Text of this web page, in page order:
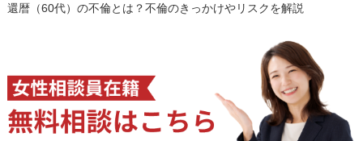
還暦（60代）の不倫とは？不倫のきっかけやリスクを解説